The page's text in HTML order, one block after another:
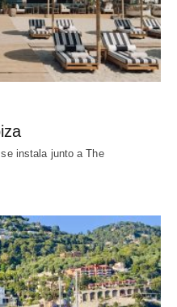
instala junto a The